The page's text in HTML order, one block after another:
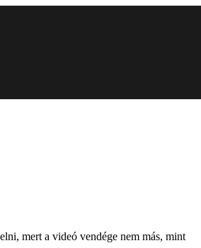
mert a videó vendége nem más, mint